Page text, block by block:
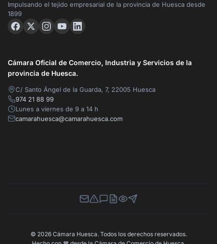
Impulsando el tejido empresarial de la provincia de Huesca desde
1899
Cámara Oficial de Comercio, Industria y Servicios de la
provincia de Huesca.
C/ Santo Ángel de la Guarda, 7, 22005 Huesca
974 21 88 99
Lunes a viernes de 9 a 14 h
camarahuesca@camarahuesca.com
Newsletter
Canal de Denuncias
Buzón de Sugerencias
Perfil Contratante
Ley de Transparencia
Contacta con nosotros
© 2026 Cámara Huesca. Todos los derechos reservados.